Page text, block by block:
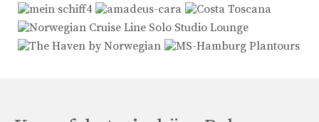
nicko cruises Angebote
Phoenix Flusskreuzfahrten